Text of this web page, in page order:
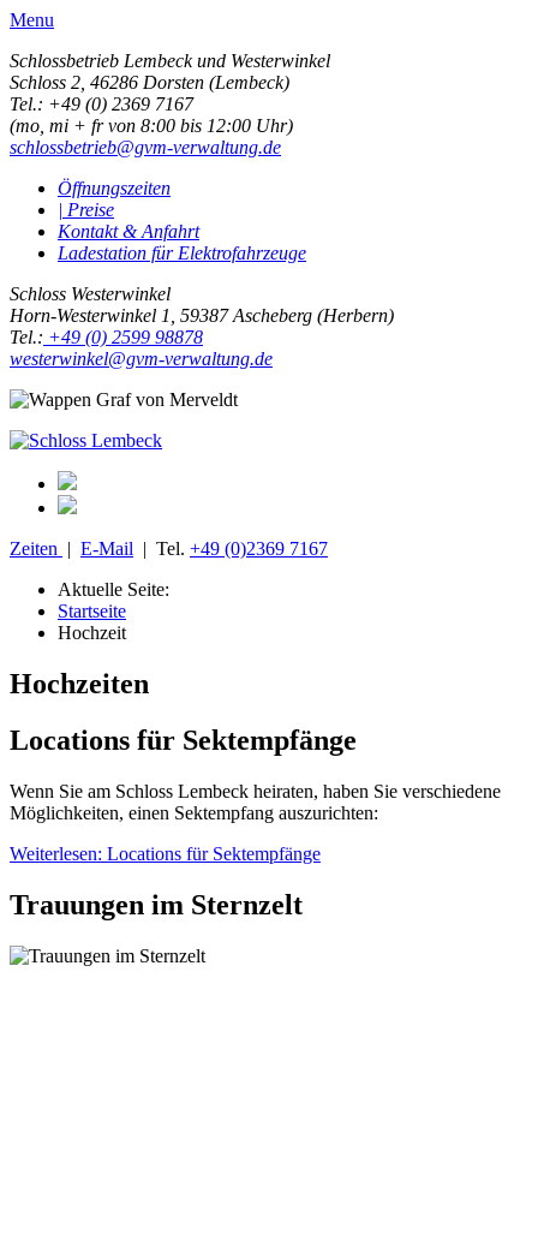
Menu
Schlossbetrieb Lembeck und Westerwinkel
Schloss 2, 46286 Dorsten (Lembeck)
Tel.: +49 (0) 2369 7167
(mo, mi + fr von 8:00 bis 12:00 Uhr)
schlossbetrieb@gvm-verwaltung.de
Öffnungszeiten
| Preise
Kontakt & Anfahrt
Ladestation für Elektrofahrzeuge
Schloss Westerwinkel
Horn-Westerwinkel 1, 59387 Ascheberg (Herbern)
Tel.: +49 (0) 2599 98878
westerwinkel@gvm-verwaltung.de
Zeiten | E-Mail | Tel. +49 (0)2369 7167
Aktuelle Seite:
Startseite
Hochzeit
Hochzeiten
Locations für Sektempfänge
Wenn Sie am Schloss Lembeck heiraten, haben Sie verschiedene
Möglichkeiten, einen Sektempfang auszurichten:
Weiterlesen: Locations für Sektempfänge
Trauungen im Sternzelt